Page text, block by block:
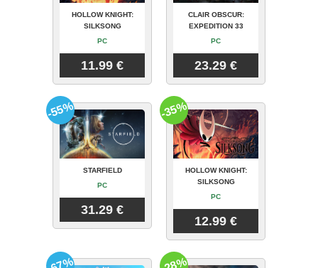
HOLLOW KNIGHT:
SILKSONG
PC
11.99 €
CLAIR OBSCUR:
EXPEDITION 33
PC
23.29 €
STARFIELD
PC
31.29 €
-55%
HOLLOW KNIGHT:
SILKSONG
PC
12.99 €
-35%